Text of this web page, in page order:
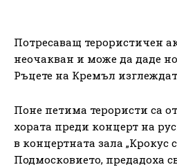
Потресаващ терористичен
неочакван и може да даде
Ръцете на Кремъл
Поне петима терористи са
хората преди концерт на
в концертната зала „Крокус
Подмосковието, предадоха